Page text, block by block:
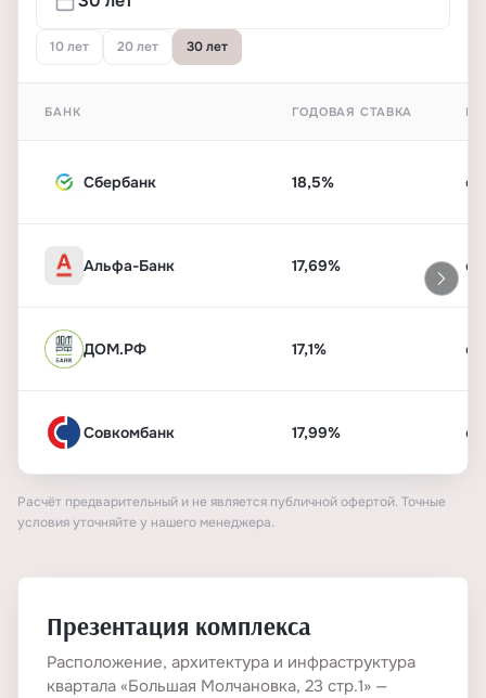
10 лет 20 лет 30 лет
БАНК ГОДОВАЯ СТАВКА
Сбербанк 18,5%
Альфа-Банк 17,69%
ДОМ.РФ 17,1%
Совкомбанк 17,99%
Расчёт предварительный и не является публичной офертой. Точные
условия уточняйте у нашего менеджера.
Презентация комплекса
Расположение, архитектура и инфраструктура
квартала «Большая Молчановка, 23 стр.1» —